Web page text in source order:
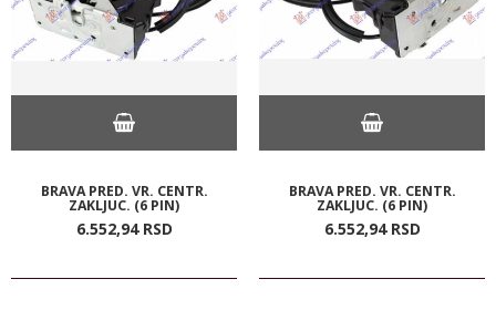
BRAVA PRED. VR. CENTR.
ZAKLJUC. (6 PIN)
6.552,94 RSD
BRAVA PRED. VR. CENTR.
ZAKLJUC. (6 PIN)
6.552,94 RSD